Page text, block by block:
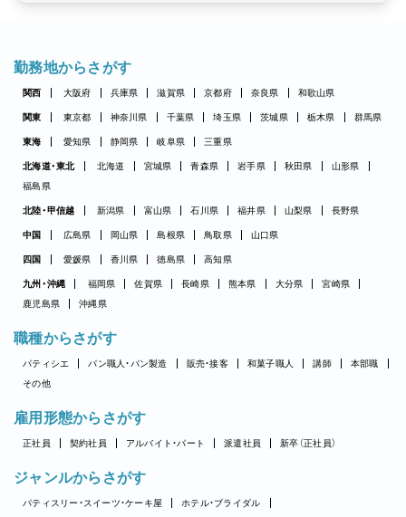
勤務地からさがす
関西 大阪府 兵庫県 滋賀県 京都府 奈良県 和歌山県
関東 東京都 神奈川県 千葉県 埼玉県 茨城県 栃木県 群馬県
東海 愛知県 静岡県 岐阜県 三重県
北海道・東北 北海道 宮城県 青森県 岩手県 秋田県
山形県
福島県
北陸・甲信越 新潟県 富山県 石川県 福井県 山梨県 長野県
中国 広島県 岡山県 島根県 鳥取県 山口県
四国 愛媛県 香川県 徳島県 高知県
九州・沖縄 福岡県 佐賀県 長崎県 熊本県 大分県
宮崎県
鹿児島県
沖縄県
職種からさがす
パティシエ パン職人・パン製造 販売・接客 和菓子職人 講師
本部職
その他
雇用形態からさがす
正社員 契約社員 アルバイト・パート 派遣社員 新卒（正社員）
ジャンルからさがす
パティスリー・スイーツ・ケーキ屋
ホテル・ブライダル